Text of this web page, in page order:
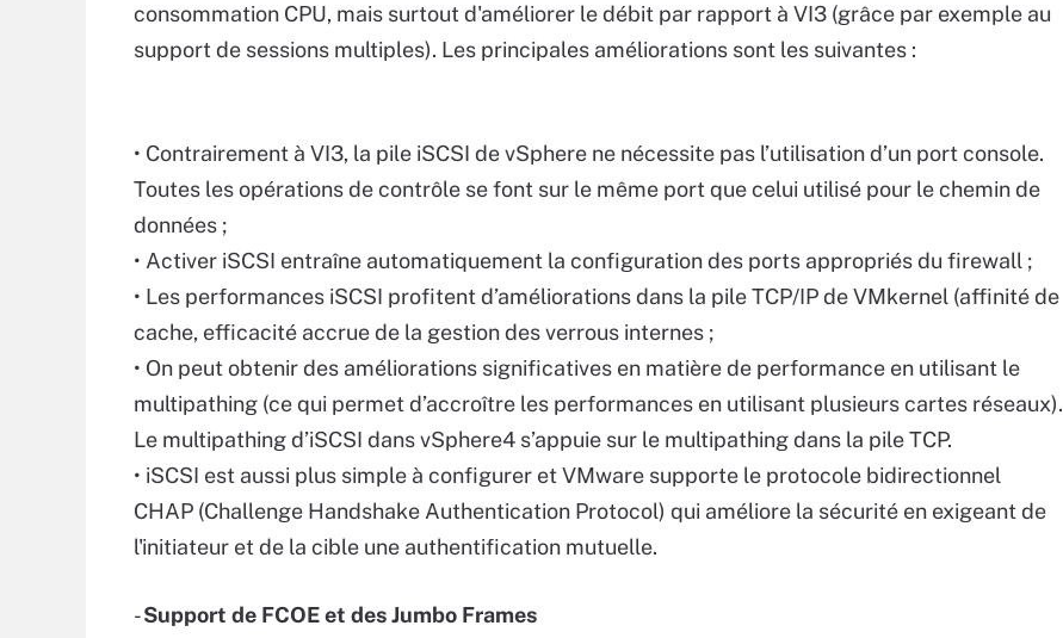
consommation CPU, mais surtout d'améliorer le débit par rapport à VI3 (grâce par exemple au
support de sessions multiples). Les principales améliorations sont les suivantes :
• Contrairement à VI3, la pile iSCSI de vSphere ne nécessite pas l’utilisation d’un port console.
Toutes les opérations de contrôle se font sur le même port que celui utilisé pour le chemin de
données ;
• Activer iSCSI entraîne automatiquement la configuration des ports appropriés du firewall ;
• Les performances iSCSI profitent d’améliorations dans la pile TCP/IP de VMkernel (affinité de
cache, efficacité accrue de la gestion des verrous internes ;
• On peut obtenir des améliorations significatives en matière de performance en utilisant le
multipathing (ce qui permet d’accroître les performances en utilisant plusieurs cartes réseaux).
Le multipathing d’iSCSI dans vSphere4 s’appuie sur le multipathing dans la pile TCP.
• iSCSI est aussi plus simple à configurer et VMware supporte le protocole bidirectionnel
CHAP (Challenge Handshake Authentication Protocol) qui améliore la sécurité en exigeant de
l'initiateur et de la cible une authentification mutuelle.
-Support de FCOE et des Jumbo Frames